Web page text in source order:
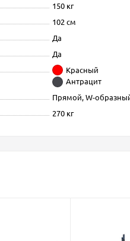
150 кг
102 см
Да
Да
Красный
Антрацит
Прямой, W-
270 кг